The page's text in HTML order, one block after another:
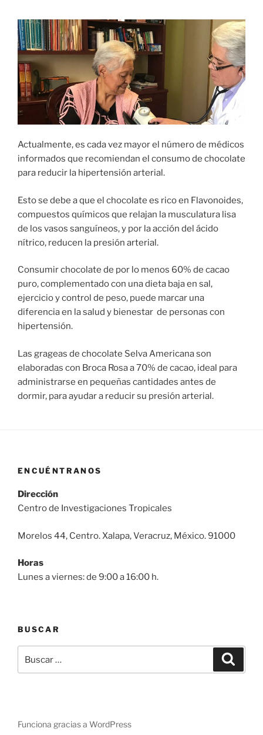
Actualmente, es cada vez mayor el número de médicos
informados que recomiendan el consumo de chocolate
para reducir la hipertensión arterial.
Esto se debe a que el chocolate es rico en Flavonoides,
compuestos químicos que relajan la musculatura lisa
de los vasos sanguíneos, y por la acción del ácido
nítrico, reducen la presión arterial.
Consumir chocolate de por lo menos 60% de cacao
puro, complementado con una dieta baja en sal,
ejercicio y control de peso, puede marcar una
diferencia en la salud y bienestar de personas con
hipertensión.
Las grageas de chocolate Selva Americana son
elaboradas con Broca Rosa a 70% de cacao, ideal para
administrarse en pequeñas cantidades antes de
dormir, para ayudar a reducir su presión arterial.
ENCUÉNTRANOS
Dirección
Centro de Investigaciones Tropicales
Morelos 44, Centro. Xalapa, Veracruz, México. 91000
Horas
Lunes a viernes: de 9:00 a 16:00 h.
BUSCAR
por:
Funciona gracias a WordPress